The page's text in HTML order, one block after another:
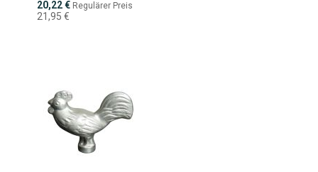
Sonderpreis
20,22 € Regulärer Preis
21,95 €